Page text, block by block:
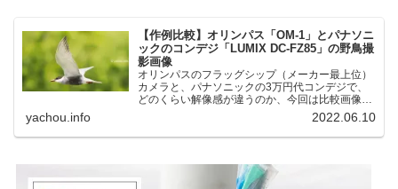
【作例比較】オリンパス「OM-1」とパナソニ
ックのコンデジ「LUMIX DC-FZ85」の野鳥撮
影画像
オリンパスのフラッグシップ（メーカー最上位）
カメラと、パナソニックの3万円代コンデジで、
どのくらい解像感が違うのか、今回は比較画像を
紹介します。私はコンデジを愛用しているのです
が、相棒がオリンパス「OM-1」を使い始めたと
ころ、同じ被写体で...
yachou.info 2022.06.10